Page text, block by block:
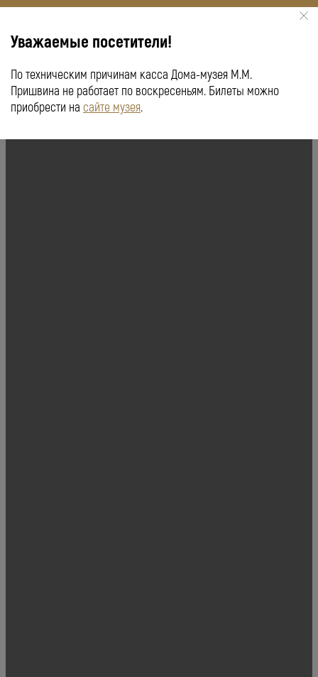
КУПИТЬ БИЛЕТ ПУШКИНСКАЯ КАРТА
Уважаемые посетители!
По техническим причинам касса Дома-музея М.М.
Пришвина не работает по воскресеньям. Билеты можно
приобрести на сайте музея.